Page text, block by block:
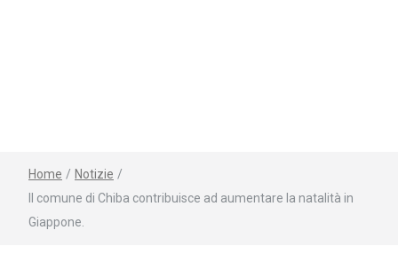
Home / Notizie /
Il comune di Chiba contribuisce ad aumentare la natalità in
Giappone.